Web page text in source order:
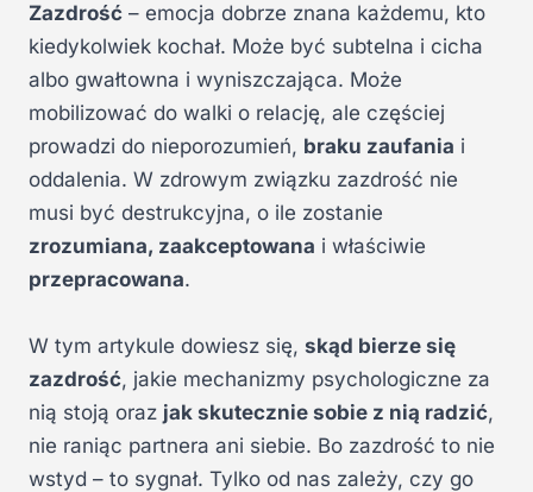
Zazdrość – emocja dobrze znana każdemu, kto
kiedykolwiek kochał. Może być subtelna i cicha
albo gwałtowna i wyniszczająca. Może
mobilizować do walki o relację, ale częściej
prowadzi do nieporozumień, braku zaufania i
oddalenia. W zdrowym związku zazdrość nie
musi być destrukcyjna, o ile zostanie
zrozumiana, zaakceptowana i właściwie
przepracowana.
W tym artykule dowiesz się, skąd bierze się
zazdrość, jakie mechanizmy psychologiczne za
nią stoją oraz jak skutecznie sobie z nią radzić,
nie raniąc partnera ani siebie. Bo zazdrość to nie
wstyd – to sygnał. Tylko od nas zależy, czy go